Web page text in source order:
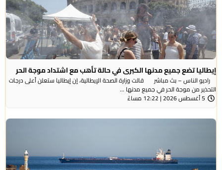
إيطاليا تضع جميع مدنها الكبرى في حالة تأهب مع اشتداد موجة الحر
راديو الناس – بث مباشر قالت وزارة الصحة الإيطالية، إن إيطاليا ستعلن أعلى درجات
التحذير من موجة ​الحر في جميع مدنها ...
5 أغسطس 2026 | 12:22 مساءً